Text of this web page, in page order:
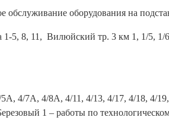
обслуживание оборудования на
1-5, 8, 11, Вилюйский тр. 3 км 1, 1/5, 1/
4/7А, 4/8А, 4/11, 4/13, 4/17, 4/18, 4/
1 – работы по